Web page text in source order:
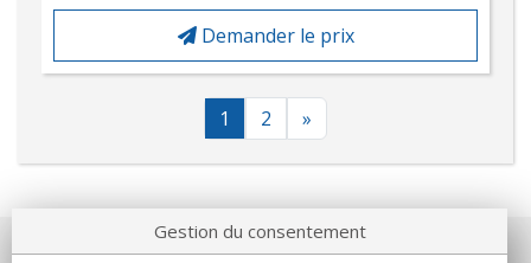
Demander le prix
1 2 »
Gestion du consentement